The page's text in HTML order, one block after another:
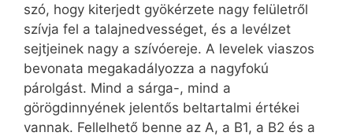
szó, hogy kiterjedt gyökérzete nagy felületről
szívja fel a talajnedvességet, és a levélzet
sejtjeinek nagy a szívóereje. A levelek viaszos
bevonata megakadályozza a nagyfokú
párolgást. Mind a sárga-, mind a
görögdinnyének jelentős beltartalmi értékei
vannak. Fellelhető benne az A, a B1, a B2 és a